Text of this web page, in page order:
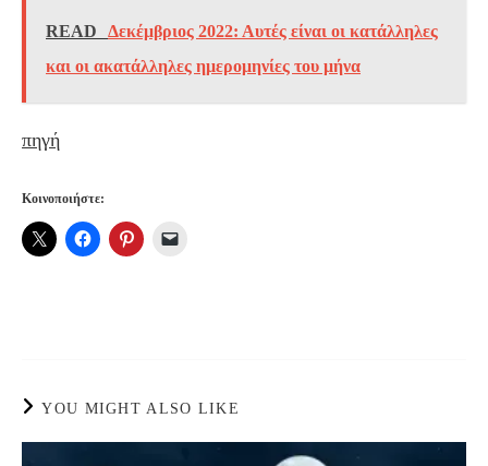
READ
Δεκέμβριος 2022: Αυτές είναι οι κατάλληλες
και οι ακατάλληλες ημερομηνίες του μήνα
πηγή
Κοινοποιήστε:
YOU MIGHT ALSO LIKE